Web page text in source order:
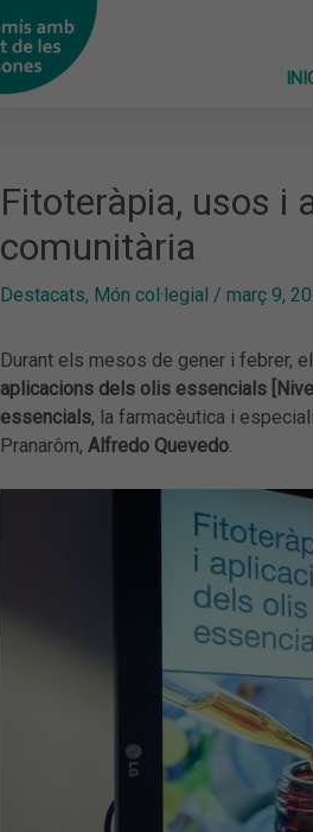
Fitoteràpia, usos i
comunitària
Destacats, Món col·legial / març 9,
Durant els mesos de gener i febrer, el
aplicacions dels olis essencials
essencials, la farmacèutica i
Pranarôm, Alfredo Quevedo.